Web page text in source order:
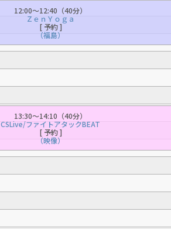
12:00〜12:40（40分）
ＺｅｎＹｏｇａ
[ 予約 ]
（福島）
13:30〜14:10（40分）
CSLive/ファイトアタックBEAT
[ 予約 ]
（映像）